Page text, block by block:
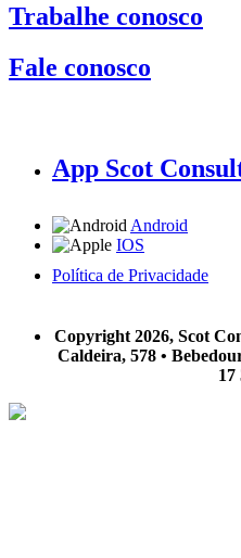
Trabalhe conosco
Fale conosco
App Scot
Android
IOS
Política de Privacidade
Copyright 2026, Scot
Caldeira, 578 •
17